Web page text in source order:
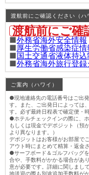
渡航前にご確認ください（ハ
渡航前にご確
■外務省海外安全情報
■ 厚生労働省感染症情
■国土交通省液体持込
■外務省海外旅行登録
ご案内（ハワイ）
●現地連絡先の電話番号はご出
す。また、ご出発日によっては
す。必ず最終日程表で確定便・
●ホテルチェックインの際に、
もしくは現金でデポジット（預
より異なります。）
デポジットはお客様がお部屋で
アウト時にまとめて精算・返金さ
●サーフボード＆ゴルフバッグ
合や、手数料がかかる場合があ
意が必要です。詳細に関しまし
地送迎の際も別途追加手数料がか